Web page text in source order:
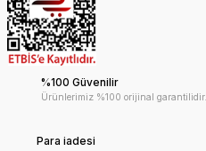
%100 Güvenilir
Ürünlerimiz %100 orijinal garantilidir.
Para iadesi